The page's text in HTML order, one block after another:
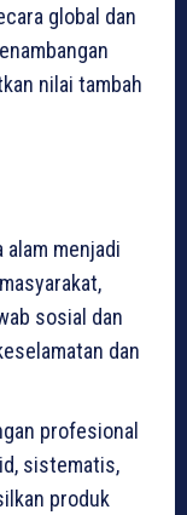
global dan
nilai tambah
menjadi
sosial dan
dan
profesional
sistematis,
produk